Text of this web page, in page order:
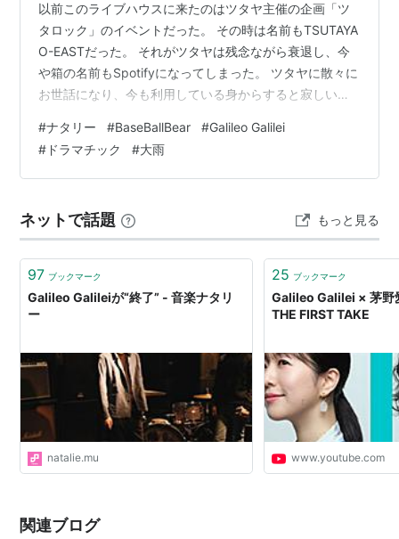
夏空（2010年6月9日）
四ツ葉さがしの旅人（2010年9月22日）
僕から君へ（2011年1月19日）
青い栞（2011年6月15日）
さよならフロンティア
（2011年9月7日）
明日へ（2011年12月7日）
嵐のあとで（2015年6月10日）
PORTAL（2012年1月25日）
ALARMS（2013年10月9日）
Sea and The Darkness（2016年1月27日）
ミニアルバム
ハマナスの花（2011年2月16日）
See More Glass（2014年10月1日）
以前このライブハウスに来たのはツタヤ主催の企画「ツ
タロック」のイベントだった。 その時は名前もTSUTAYA
O-EASTだった。 それがツタヤは残念ながら衰退し、今
や箱の名前もSpotifyになってしまった。 ツタヤに散々に
お世話になり、今も利用している身からすると寂しい気
学生や高校生だったら間違いなくサブスクで音楽を聴い
ていることだろう。 自分が高校生だった頃はそれがツタ
ヤだっただけの話だ。 だけど、自分はそうやって育って
ってしまうんだ。 それだけなんだ。 なんて余談からいき
なり始まって…
#ナタリー #BaseBallBear #Galileo Galilei
# ドラマチック #大雨
ネットで話題 もっと見る
97 ブックマーク
Galileo Galileiが“終了” - 音楽ナタリ
ー
natalie.mu
25 ブックマーク
Galileo Galilei × 茅野
THE FIRST TAKE
www.youtube.com
関連ブログ